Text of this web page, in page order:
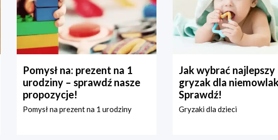
Pomysł na: prezent na 1
urodziny – sprawdź nasze
propozycje!
Pomysł na prezent na 1 urodziny
Jak wybrać najlepszy
gryzak dla
Sprawdź!
Gryzaki dla dzieci